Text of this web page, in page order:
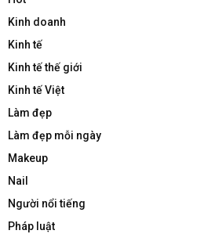
Kinh doanh
Kinh tế
Kinh tế thế giới
Kinh tế Việt
Làm đẹp
Làm đẹp mỗi ngày
Makeup
Nail
Người nổi tiếng
Pháp luật